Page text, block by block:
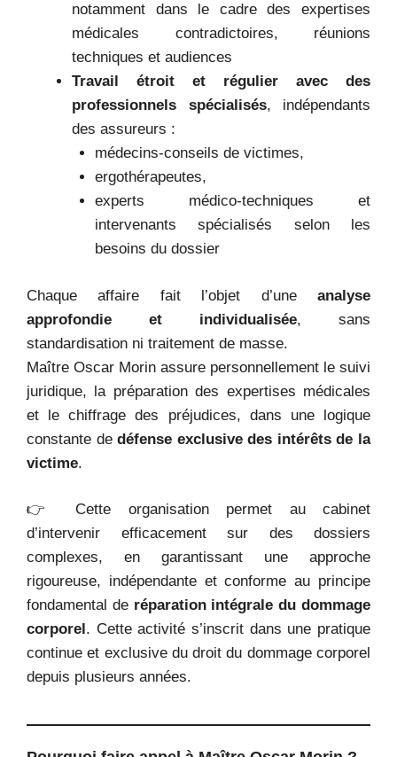
notamment dans le cadre des expertises
médicales contradictoires, réunions
techniques et audiences
Travail étroit et régulier avec des
professionnels spécialisés, indépendants
des assureurs :
médecins-conseils de victimes,
ergothérapeutes,
experts médico-techniques et
intervenants spécialisés selon les
besoins du dossier
Chaque affaire fait l’objet d’une analyse
approfondie et individualisée, sans
standardisation ni traitement de masse.
Maître Oscar Morin assure personnellement le suivi
juridique, la préparation des expertises médicales
et le chiffrage des préjudices, dans une logique
constante dedéfense exclusive des intérêts de la
victime.
👉 Cette organisation permet au cabinet
d’intervenir efficacement sur des dossiers
complexes, en garantissant une approche
rigoureuse, indépendante et conforme au principe
fondamental de réparation intégrale du dommage
corporel . Cette activité s’inscrit dans une pratique
continue et exclusive du droit du dommage corporel
depuis plusieurs années.